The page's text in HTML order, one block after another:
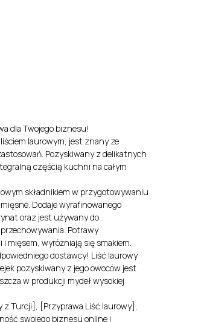
dla Twojego biznesu!
laurowym, jest znany ze
Pozyskiwany z delikatnych
częścią kuchni na całym
składnikiem w przygotowywaniu
Dodaje wyrafinowanego
oraz jest używany do
Potrawy
mięsem, wyróżniają się smakiem.
dostawcy! Liść laurowy
pozyskiwany z jego owoców jest
w produkcji mydeł wysokiej
z Turcji], [Przyprawa Liść laurowy],
swojego biznesu online i